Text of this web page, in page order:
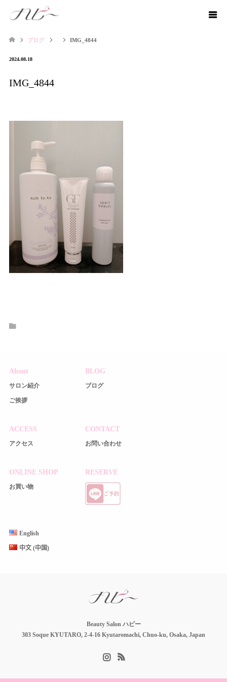
ブログ IMG_4844
2024.08.18
IMG_4844
About
サロン紹介
ご挨拶
BLOG
ブログ
ACCESS
アクセス
CONTACT
お問い合わせ
ONLINE SHOP
お買い物
RESERVE
English
中文 (中国)
Beauty Salon ハピー
303 Soque KYUTARO, 2-4-16 Kyutaromachi, Chuo-ku, Osaka, Japan